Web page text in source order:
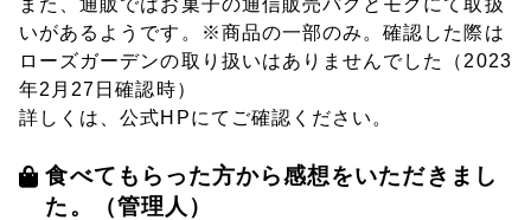
また、通販ではお菓子の通信販売パグとモグにて取扱
いがあるようです。※商品の一部のみ。確認した際は
ローズガーデンの取り扱いはありませんでした（2023
年2月27日確認時）
詳しくは、公式HPにてご確認ください。
食べてもらった方から感想をいただきまし
た。（管理人）